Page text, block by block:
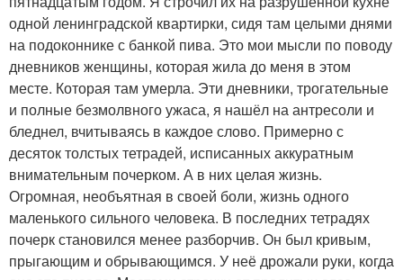
одной ленинградской квартирки, сидя там целыми днями
на подоконнике с банкой пива. Это мои мысли по поводу
дневников женщины, которая жила до меня в этом
месте. Которая там умерла. Эти дневники, трогательные
и полные безмолвного ужаса, я нашёл на антресоли и
бледнел, вчитываясь в каждое слово. Примерно с
десяток толстых тетрадей, исписанных аккуратным
внимательным почерком. А в них целая жизнь.
Огромная, необъятная в своей боли, жизнь одного
маленького сильного человека. В последних тетрадях
почерк становился менее разборчив. Он был кривым,
прыгающим и обрывающимся. У неё дрожали руки, когда